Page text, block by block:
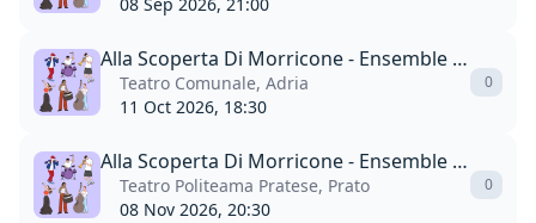
08 Sep 2026, 21:00
Alla Scoperta Di Morricone - Ensemble Symphony Orchestra
Teatro Comunale, Adria
11 Oct 2026, 18:30
0
Alla Scoperta Di Morricone - Ensemble Symphony Orchestra
Teatro Politeama Pratese, Prato
08 Nov 2026, 20:30
0